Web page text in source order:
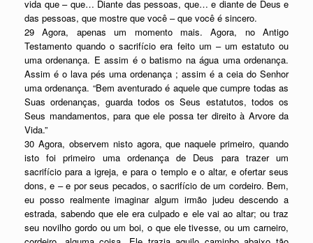
vida que – que… Diante das pessoas, que… e diante de Deus e
das pessoas, que mostre que você – que você é sincero.
29 Agora, apenas um momento mais. Agora, no Antigo
Testamento quando o sacrifício era feito um – um estatuto ou
uma ordenança. E assim é o batismo na água uma ordenança.
Assim é o lava pés uma ordenança ; assim é a ceia do Senhor
uma ordenança. “Bem aventurado é aquele que cumpre todas as
Suas ordenanças, guarda todos os Seus estatutos, todos os
Seus mandamentos, para que ele possa ter direito à Arvore da
Vida.”
30 Agora, observem nisto agora, que naquele primeiro, quando
isto foi primeiro uma ordenança de Deus para trazer um
sacrifício para a igreja, e para o templo e o altar, e ofertar seus
dons, e – e por seus pecados, o sacrifício de um cordeiro. Bem,
eu posso realmente imaginar algum irmão judeu descendo a
estrada, sabendo que ele era culpado e ele vai ao altar; ou traz
seu novilho gordo ou um boi, o que ele tivesse, ou um carneiro,